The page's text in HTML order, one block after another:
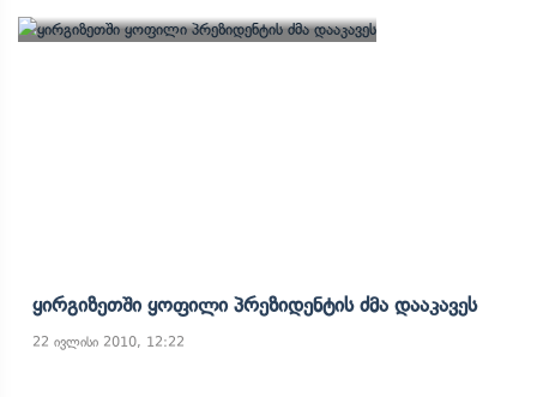
Ყირგიზეთში Ყოფილი Პრეზიდენტის Ძმა Დააკავეს
22 ივლისი 2010, 12:22